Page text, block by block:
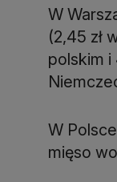
W
(2,45 zł
polskim i
W
mięso